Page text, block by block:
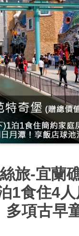
旅-宜蘭
1食住4
項古早